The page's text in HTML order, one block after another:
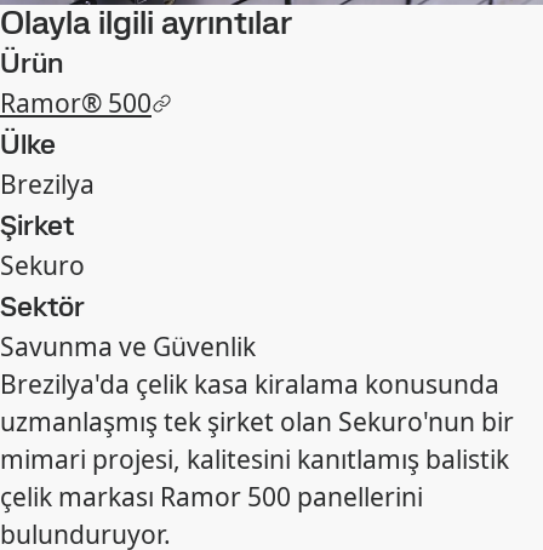
Olayla ilgili ayrıntılar
Ürün
Ramor® 500
Ülke
Brezilya
Şirket
Sekuro
Sektör
Savunma ve Güvenlik
Brezilya'da çelik kasa kiralama konusunda
uzmanlaşmış tek şirket olan Sekuro'nun bir
mimari projesi, kalitesini kanıtlamış balistik
çelik markası Ramor 500 panellerini
bulunduruyor.